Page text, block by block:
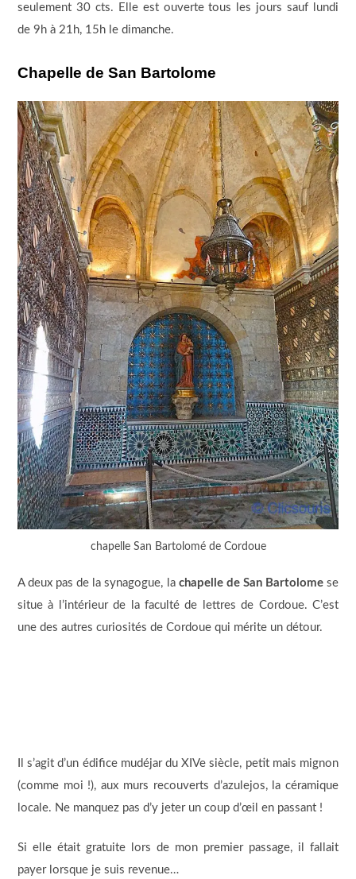
seulement 30 cts. Elle est ouverte tous les jours sauf lundi
de 9h à 21h, 15h le dimanche.
Chapelle de San Bartolome
chapelle San Bartolomé de Cordoue
A deux pas de la synagogue, la chapelle de San Bartolome se
situe à l’intérieur de la faculté de lettres de Cordoue. C’est
une des autres curiosités de Cordoue qui mérite un détour.
Il s’agit d’un édifice mudéjar du XIVe siècle, petit mais mignon
(comme moi !), aux murs recouverts d’azulejos, la céramique
locale. Ne manquez pas d’y jeter un coup d’œil en passant !
Si elle était gratuite lors de mon premier passage, il fallait
payer lorsque je suis revenue…